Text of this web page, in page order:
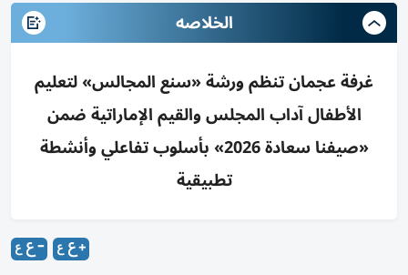
الخلاصه
غرفة عجمان تنظم ورشة «سنع المجالس» لتعليم
الأطفال آداب المجلس والقيم الإماراتية ضمن
«صيفنا سعادة 2026» بأسلوب تفاعلي وأنشطة
تطبيقية